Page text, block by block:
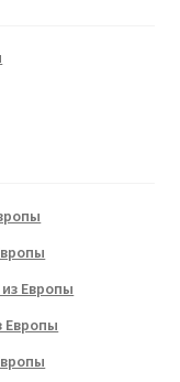
Европы
Европы